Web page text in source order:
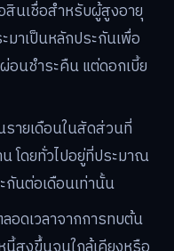
นเชื่อสำหรับผู้สูงอายุ
าเป็นหลักประกันเพื่อ
อนชำระคืน แต่ดอกเบี้ย
รายเดือนในสัดส่วนที่
โดยทั่วไปอยู่ที่ประมาณ
นต่อเดือนเท่านั้น
อดเวลาจากการทบต้น